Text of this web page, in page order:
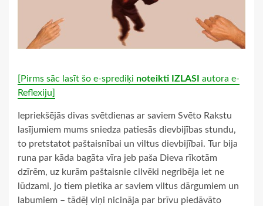
[Pirms sāc lasīt šo e-sprediķi noteikti IZLASI autora e-
Reflexiju]
Iepriekšējās divas svētdienas ar saviem Svēto Rakstu
lasījumiem mums sniedza patiesās dievbijības stundu,
to pretstatot paštaisnībai un viltus dievbijībai. Tur bija
runa par kāda bagāta vīra jeb paša Dieva rīkotām
dzīrēm, uz kurām paštaisnie cilvēki negribēja iet ne
lūdzami, jo tiem pietika ar saviem viltus dārgumiem un
labumiem – tādēļ viņi nicināja par brīvu piedāvāto